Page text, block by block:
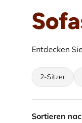
Entdecken
2-Sitzer
Sortieren